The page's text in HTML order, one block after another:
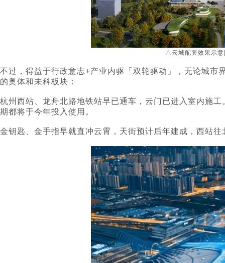
△云城配套效果示
不过，得益于行政意志+产业内驱「双轮驱动」，无论城
的奥体和未科板块：
杭州西站、龙舟北路地铁站早已通车，云门已进入室内施
期都将于今年投入使用。
金钥匙、金手指早就直冲云霄，天街预计后年建成，西站